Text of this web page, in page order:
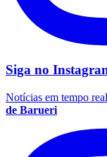
Siga no
Notícias em tempo
de Barueri